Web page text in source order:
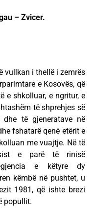
– Zvicer.
vullkan i thellë i zemrës
e Kosovës, që
e shkolluar, e ngritur, e
të shprehjes së
të gjeneratave në
fshatarë qenë etërit e
me vuajtje. Në të
e parë të rinisë
e këtyre dy
këmbë në pushtet, u
1981, që ishte brezi
popullit.